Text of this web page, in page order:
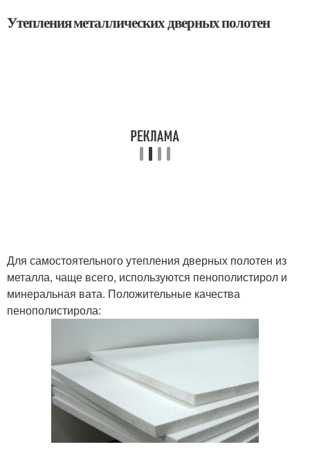
Утепления металлических дверных полотен
Для самостоятельного утепления дверных полотен из
металла, чаще всего, используются пенополистирол и
минеральная вата. Положительные качества
пенополистирола: